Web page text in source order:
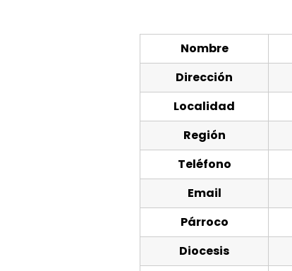
Nombre
Dirección
Localidad
Región
Teléfono
Email
Párroco
Diocesis